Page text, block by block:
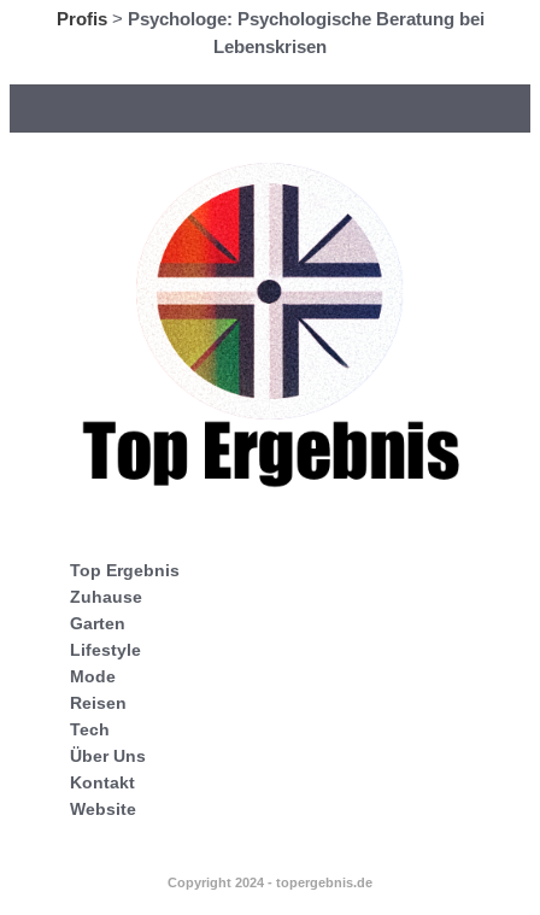
Profis> Psychologe: Psychologische Beratung bei
Lebenskrisen
Top Ergebnis
Zuhause
Garten
Lifestyle
Mode
Reisen
Tech
Über Uns
Kontakt
Website
Copyright 2024 - topergebnis.de